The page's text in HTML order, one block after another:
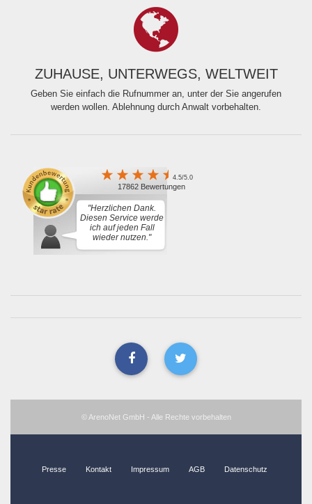
ZUHAUSE, UNTERWEGS, WELTWEIT
Geben Sie einfach die Rufnummer an, unter der Sie angerufen
werden wollen. Ablehnung durch Anwalt vorbehalten.
4.5/5.0
17862 Bewertungen
"Herzlichen Dank.
Diesen Service werde
ich auf jeden Fall
wieder nutzen."
© ArenoNet GmbH - Alle Rechte vorbehalten
Presse Kontakt Impressum AGB Datenschutz